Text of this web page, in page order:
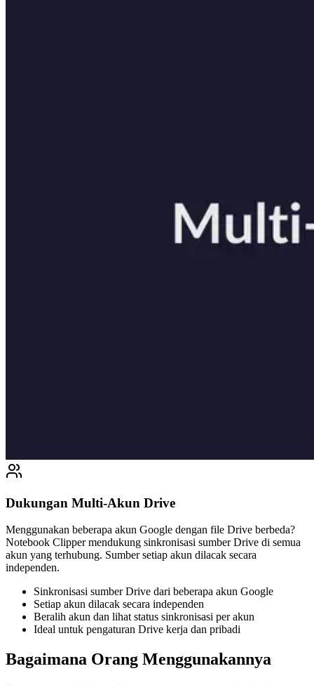
Dukungan Multi-Akun Drive
Menggunakan beberapa akun Google dengan file Drive berbeda?
Notebook Clipper mendukung sinkronisasi sumber Drive di semua
akun yang terhubung. Sumber setiap akun dilacak secara
independen.
Sinkronisasi sumber Drive dari beberapa akun Google
Setiap akun dilacak secara independen
Beralih akun dan lihat status sinkronisasi per akun
Ideal untuk pengaturan Drive kerja dan pribadi
Bagaimana Orang Menggunakannya